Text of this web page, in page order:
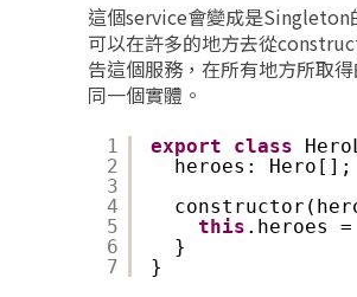
這個service會變成是Singleton
可以在許多的地方去從
告這個服務，在所有地方所取
同一個實體。
1
2
3
4
5
6
7
export class
heroes: Hero[];
this .heroes
}
}